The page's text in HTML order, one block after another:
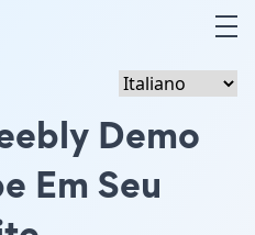
Demo
Em Seu